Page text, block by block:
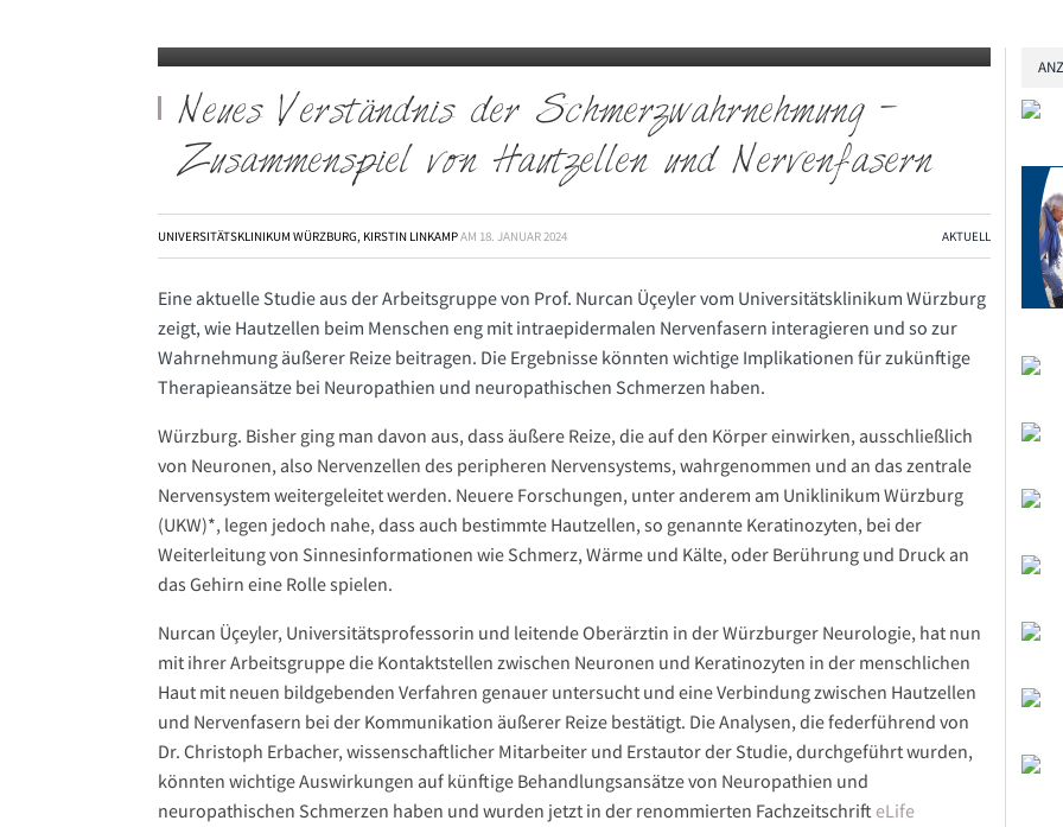
Neues Verständnis der Schmerzwahrnehmung –
Zusammenspiel von Hautzellen und Nervenfasern
UNIVERSITÄTSKLINIKUM WÜRZBURG, KIRSTIN LINKAMPAM 18. JANUAR 2024 AKTUELL
Eine aktuelle Studie aus der Arbeitsgruppe von Prof. Nurcan Üçeyler vom Universitätsklinikum Würzburg
zeigt, wie Hautzellen beim Menschen eng mit intraepidermalen Nervenfasern interagieren und so zur
Wahrnehmung äußerer Reize beitragen. Die Ergebnisse könnten wichtige Implikationen für zukünftige
Therapieansätze bei Neuropathien und neuropathischen Schmerzen haben.
Würzburg. Bisher ging man davon aus, dass äußere Reize, die auf den Körper einwirken, ausschließlich
von Neuronen, also Nervenzellen des peripheren Nervensystems, wahrgenommen und an das zentrale
Nervensystem weitergeleitet werden. Neuere Forschungen, unter anderem am Uniklinikum Würzburg
(UKW)*, legen jedoch nahe, dass auch bestimmte Hautzellen, so genannte Keratinozyten, bei der
Weiterleitung von Sinnesinformationen wie Schmerz, Wärme und Kälte, oder Berührung und Druck an
das Gehirn eine Rolle spielen.
Nurcan Üçeyler, Universitätsprofessorin und leitende Oberärztin in der Würzburger Neurologie, hat nun
mit ihrer Arbeitsgruppe die Kontaktstellen zwischen Neuronen und Keratinozyten in der menschlichen
Haut mit neuen bildgebenden Verfahren genauer untersucht und eine Verbindung zwischen Hautzellen
und Nervenfasern bei der Kommunikation äußerer Reize bestätigt. Die Analysen, die federführend von
Dr. Christoph Erbacher, wissenschaftlicher Mitarbeiter und Erstautor der Studie, durchgeführt wurden,
könnten wichtige Auswirkungen auf künftige Behandlungsansätze von Neuropathien und
neuropathischen Schmerzen haben und wurden jetzt in der renommierten FachzeitschrifteLife